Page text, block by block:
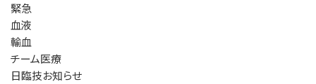
緊急
血液
輸血
チーム医療
日臨技お知らせ